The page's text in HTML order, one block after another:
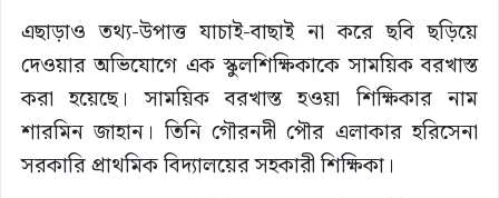
এছাড়াও তথ্য-উপাত্ত যাচাই-বাছাই না করে ছবি ছড়িয়ে
দেওয়ার অভিযোগে এক স্কুলশিক্ষিকাকে সাময়িক বরখাস্ত
করা হয়েছে। সাময়িক বরখাস্ত হওয়া শিক্ষিকার নাম
শারমিন জাহান। তিনি গৌরনদী পৌর এলাকার হরিসেনা
সরকারি প্রাথমিক বিদ্যালয়ের সহকারী শিক্ষিকা।